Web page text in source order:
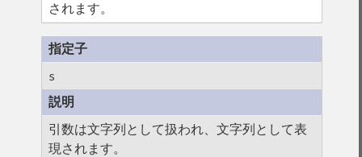
されます。
s
引数は文字列として扱われ、文字列として表
現されます。